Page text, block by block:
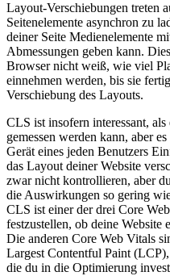
Layout-Verschiebungen treten
Seitenelemente asynchron zu
deiner Seite Medienelemente
Abmessungen geben kann.
Browser nicht weiß, wie viel
einnehmen werden, bis sie
Verschiebung des Layouts.
CLS ist insofern interessant,
gemessen werden kann, aber
Gerät eines jeden Benutzers
das Layout deiner Website
zwar nicht kontrollieren, aber
die Auswirkungen so gering
CLS ist einer der drei Core
festzustellen, ob deine
Die anderen Core Web Vitals
Largest Contentful Paint
die du in die Optimierung